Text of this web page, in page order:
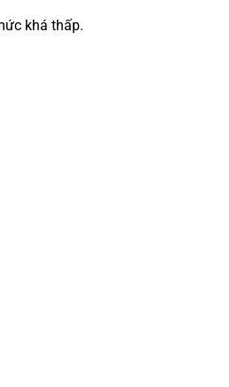
khá thấp.